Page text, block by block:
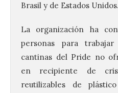
Brasil y de Estados Unidos.
La organización ha
personas para
cantinas del Pride no
en recipiente de
reutilizables de